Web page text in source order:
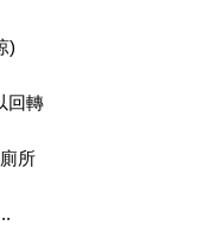
)
回轉
所